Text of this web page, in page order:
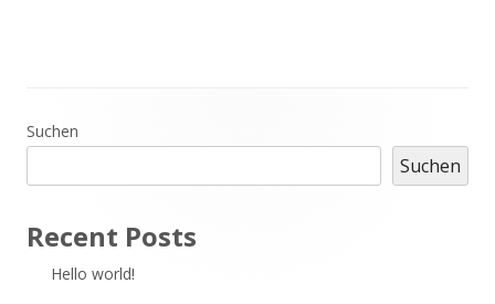
Haupt-
Seitenleiste
Suchen
Suchen
Recent Posts
Hello world!